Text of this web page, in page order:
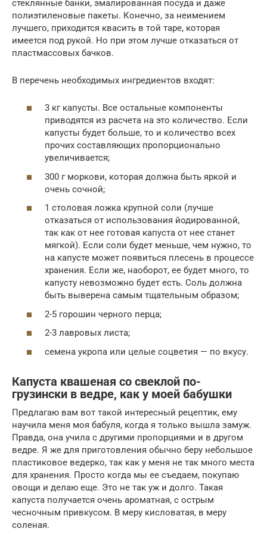
стеклянные банки, эмалированная посуда и даже
полиэтиленовые пакеты. Конечно, за неимением
лучшего, приходится квасить в той таре, которая
имеется под рукой. Но при этом лучше отказаться от
пластмассовых бачков.
В перечень необходимых ингредиентов входят:
3 кг капусты. Все остальные компоненты
приводятся из расчета на это количество. Если
капусты будет больше, то и количество всех
прочих составляющих пропорционально
увеличивается;
300 г моркови, которая должна быть яркой и
очень сочной;
1 столовая ложка крупной соли (лучше
отказаться от использования йодированной,
так как от нее готовая капуста от нее станет
мягкой). Если соли будет меньше, чем нужно, то
на капусте может появиться плесень в процессе
хранения. Если же, наоборот, ее будет много, то
капусту невозможно будет есть. Соль должна
быть выверена самым тщательным образом;
2-5 горошин черного перца;
2-3 лавровых листа;
семена укропа или целые соцветия — по вкусу.
Капуста квашеная со свеклой по-
грузински в ведре, как у моей бабушки
Предлагаю вам вот такой интересный рецептик, ему
научила меня моя бабуля, когда я только вышла замуж.
Правда, она учила с другими пропорциями и в другом
ведре. Я же для приготовления обычно беру небольшое
пластиковое ведерко, так как у меня не так много места
для хранения. Просто когда мы ее съедаем, покупаю
овощи и делаю еще. Это не так уж и долго. Такая
капуста получается очень ароматная, с острым
чесночным привкусом. В меру кисловатая, в меру
соленая.